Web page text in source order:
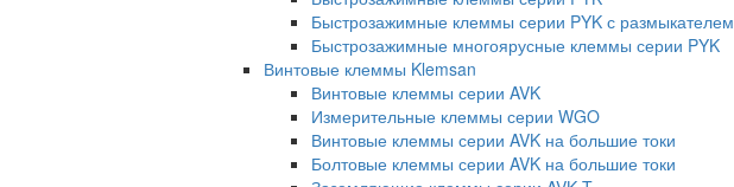
Быстрозажимные клеммы серии PYK с размыкателем
Быстрозажимные многоярусные клеммы серии PYK
Винтовые клеммы Klemsan
Винтовые клеммы серии AVK
Измерительные клеммы серии WGO
Винтовые клеммы серии AVK на большие токи
Болтовые клеммы серии AVK на большие токи